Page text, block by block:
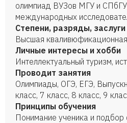
олимпиад ВУЗов МГУ и
международных
Степени, разряды, заслуги
Высшая
Личные интересы и хобби
Интеллектуальный туризм,
Проводит занятия
Олимпиады, ОГЭ, ЕГЭ,
класс, 7 класс, 8 класс, 9
Принципы обучения
Понимание ученика и